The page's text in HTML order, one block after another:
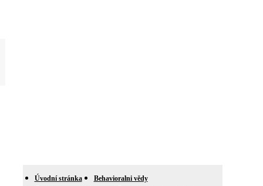
Úvodní stránka
Behavioralni vědy